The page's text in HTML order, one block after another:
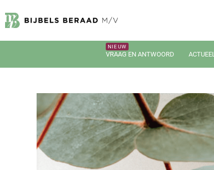
VRAAG EN ANTWOORD ACTUEEL